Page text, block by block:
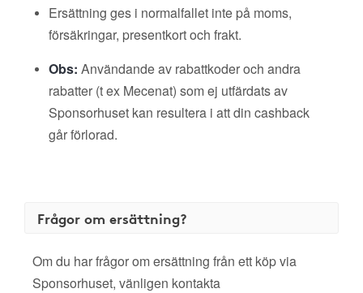
Ersättning ges i normalfallet inte på moms,
försäkringar, presentkort och frakt.
Obs: Användande av rabattkoder och andra
rabatter (t ex Mecenat) som ej utfärdats av
Sponsorhuset kan resultera i att din cashback
går förlorad.
Frågor om ersättning?
Om du har frågor om ersättning från ett köp via
Sponsorhuset, vänligen kontakta